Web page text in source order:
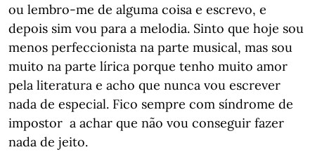
ou lembro-me de alguma coisa e escrevo, e
depois sim vou para a melodia. Sinto que hoje sou
menos perfeccionista na parte musical, mas sou
muito na parte lírica porque tenho muito amor
pela literatura e acho que nunca vou escrever
nada de especial. Fico sempre com síndrome de
impostor a achar que não vou conseguir fazer
nada de jeito.